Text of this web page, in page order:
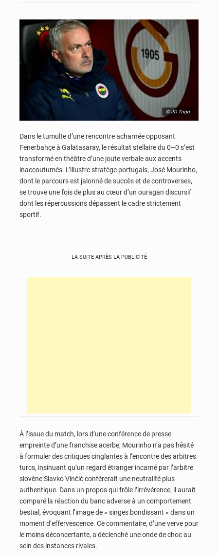
© JD Togo
Dans le tumulte d’une rencontre acharnée opposant
Fenerbahçe à Galatasaray, le résultat stellaire du 0–0 s’est
transformé en théâtre d’une joute verbale aux accents
inaccoutumés. L’illustre stratège portugais, José Mourinho,
dont le parcours est jalonné de succès et de controverses,
se trouve une fois de plus au cœur d’un ouragan discursif
dont les répercussions dépassent le cadre strictement
sportif.
LA SUITE APRÈS LA PUBLICITÉ
À l’issue du match, lors d’une conférence de presse
empreinte d’une franchise acerbe, Mourinho n’a pas hésité
à formuler des critiques cinglantes à l’encontre des arbitres
turcs, insinuant qu’un regard étranger incarné par l’arbitre
slovène Slavko Vinčić conférerait une neutralité plus
authentique. Dans un propos qui frôle l’irrévérence, il aurait
comparé la réaction du banc adverse à un comportement
bestial, évoquant l’image de « singes bondissant » dans un
moment d’effervescence. Ce commentaire, d’une verve pour
le moins déconcertante, a déclenché une onde de choc au
sein des instances rivales.